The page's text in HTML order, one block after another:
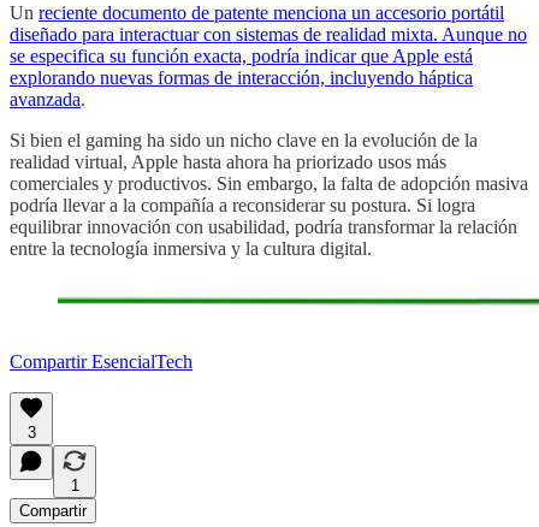
Un reciente documento de patente menciona un accesorio portátil
diseñado para interactuar con sistemas de realidad mixta. Aunque no
se especifica su función exacta, podría indicar que Apple está
explorando nuevas formas de interacción, incluyendo háptica
avanzada.
Si bien el gaming ha sido un nicho clave en la evolución de la
realidad virtual, Apple hasta ahora ha priorizado usos más
comerciales y productivos. Sin embargo, la falta de adopción masiva
podría llevar a la compañía a reconsiderar su postura. Si logra
equilibrar innovación con usabilidad, podría transformar la relación
entre la tecnología inmersiva y la cultura digital.
Compartir EsencialTech
3
1
Compartir